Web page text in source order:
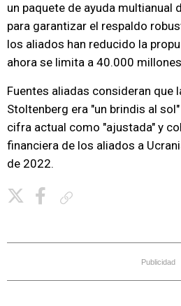
un paquete de ayuda multianual
para garantizar el respaldo
los aliados han reducido la
ahora se limita a 40.000
Fuentes aliadas consideran que
Stoltenberg era "un brindis al
cifra actual como "ajustada" y
financiera de los aliados a
de 2022.
Publicidad